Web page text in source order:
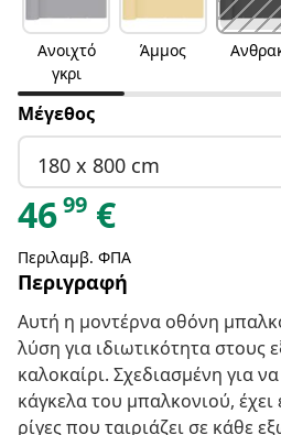
Ανοιχτό
γκρι
Άμμος
Μέγεθος
180 x 800 cm
4699 €
Περιλαμβ. ΦΠΑ
Περιγραφή
Αυτή η μοντέρνα οθόνη
λύση για ιδιωτικότητα στους
καλοκαίρι. Σχεδιασμένη για
κάγκελα του μπαλκονιού, έχει
ρίγες που ταιριάζει σε κάθε